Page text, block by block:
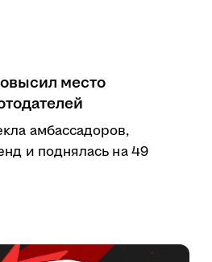
место
амбассадоров,
и поднялась на 49